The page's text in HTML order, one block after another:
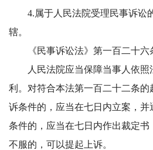
4.属于人民法院受理民事诉讼
辖。
《民事诉讼法》第一百二十六
人民法院应当保障当事人依照
利。对符合本法第一百二十二条
诉条件的，应当在七日内立案，
条件的，应当在七日内作出裁定
不服的，可以提起上诉。